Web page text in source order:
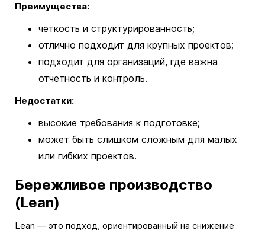
Преимущества:
четкость и структурированность;
отлично подходит для крупных проектов;
подходит для организаций, где важна
отчетность и контроль.
Недостатки:
высокие требования к подготовке;
может быть слишком сложным для малых
или гибких проектов.
Бережливое производство
(Lean)
Lean — это подход, ориентированный на снижение